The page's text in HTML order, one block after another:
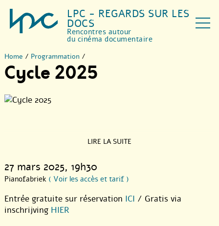
LPC - REGARDS SUR LES
DOCS
Rencontres autour
du cinéma documentaire
Home / Programmation /
Cycle 2025
LIRE LA SUITE
27 mars 2025, 19h30
Pianofabriek ( Voir les accès et tarif )
Entrée gratuite sur réservation ICI / Gratis via
inschrijving HIER